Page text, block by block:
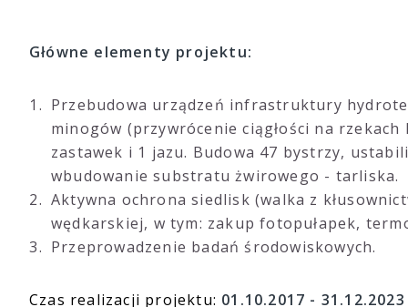
Główne elementy projektu:
Przebudowa urządzeń infrastruktury
minogów (przywrócenie ciągłości na
zastawek i 1 jazu. Budowa 47 bystrzy,
wbudowanie substratu żwirowego - tarliska.
Aktywna ochrona siedlisk (walka z
wędkarskiej, w tym: zakup fotopułapek,
Przeprowadzenie badań środowiskowych.
Czas realizacji projektu: 01.10.2017 - 31.12.2023